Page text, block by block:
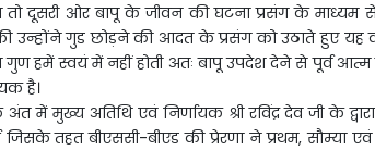
तो दूसरी ओर बापू के जीवन की घटना प्रसंग के माध्यम
की उन्होंने गुड छोड़ने की आदत के प्रसंग को उठाते हुए यह
हमें स्वयं में नहीं होती अतः बापू उपदेश देने से पूर्व
है।
में मुख्य अतिथि एवं निर्णायक श्री रविंद्र देव जी के
तहत बीएससी-बीएड की प्रेरणा ने प्रथम, सौम्या